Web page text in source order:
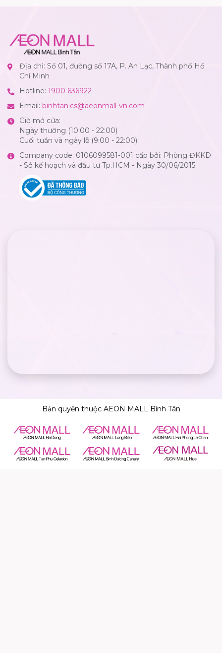
Địa chỉ: Số 01, đường số 17A, P. An Lạc, Thành phố Hồ
Chí Minh
Hotline: 1900 636922
Email: binhtan.cs@aeonmall-vn.com
Giờ mở cửa:
Ngày thường (10:00 - 22:00)
Cuối tuần và ngày lễ (9:00 - 22:00)
Company code: 0106099581-001 cấp bởi: Phòng ĐKKD
- Sở kế hoạch và đầu tư Tp.HCM - Ngày 30/06/2015
Bản quyền thuộc AEON MALL Bình Tân